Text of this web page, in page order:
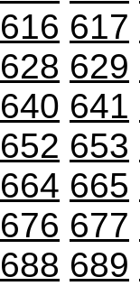
616 617
628 629
640 641
652 653
664 665
676 677
688 689